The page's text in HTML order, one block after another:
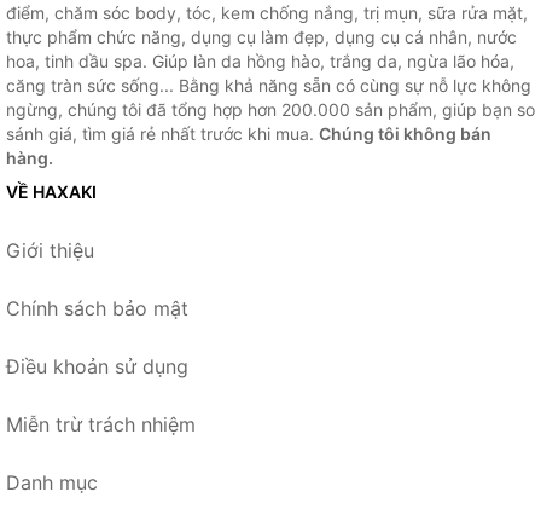
điểm, chăm sóc body, tóc, kem chống nắng, trị mụn, sữa rửa mặt,
thực phẩm chức năng, dụng cụ làm đẹp, dụng cụ cá nhân, nước
hoa, tinh dầu spa. Giúp làn da hồng hào, trắng da, ngừa lão hóa,
căng tràn sức sống... Bằng khả năng sẵn có cùng sự nỗ lực không
ngừng, chúng tôi đã tổng hợp hơn 200.000 sản phẩm, giúp bạn so
sánh giá, tìm giá rẻ nhất trước khi mua. Chúng tôi không bán
hàng.
VỀ HAXAKI
Giới thiệu
Chính sách bảo mật
Điều khoản sử dụng
Miễn trừ trách nhiệm
Danh mục